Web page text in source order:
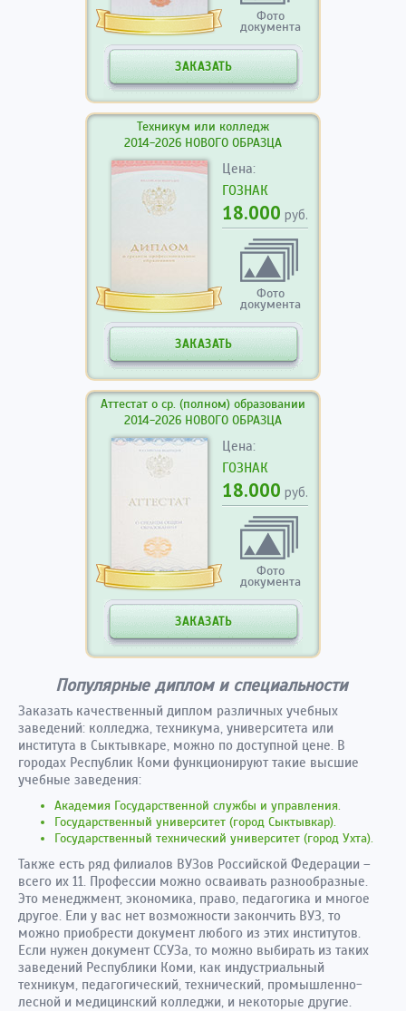
Фото
документа
ЗАКАЗАТЬ
Техникум или колледж
2014-2026 НОВОГО ОБРАЗЦА
Цена:
ГОЗНАК
18.000 руб.
Фото
документа
ЗАКАЗАТЬ
Аттестат о ср. (полном) образовании
2014-2026 НОВОГО ОБРАЗЦА
Цена:
ГОЗНАК
18.000 руб.
Фото
документа
ЗАКАЗАТЬ
Популярные диплом и специальности
Заказать качественный диплом различных учебных
заведений: колледжа, техникума, университета или
института в Сыктывкаре, можно по доступной цене. В
городах Республик Коми функционируют такие высшие
учебные заведения:
Академия Государственной службы и управления.
Государственный университет (город Сыктывкар).
Государственный технический университет (город Ухта).
Также есть ряд филиалов ВУЗов Российской Федерации –
всего их 11. Профессии можно осваивать разнообразные.
Это менеджмент, экономика, право, педагогика и многое
другое. Ели у вас нет возможности закончить ВУЗ, то
можно приобрести документ любого из этих институтов.
Если нужен документ ССУЗа, то можно выбирать из таких
заведений Республики Коми, как индустриальный
техникум, педагогический, технический, промышленно-
лесной и медицинский колледжи, и некоторые другие.